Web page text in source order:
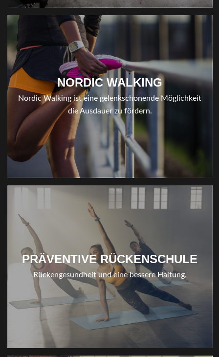
NORDIC WALKING
Nordic Walking ist eine gelenkschonende Möglichkeit
die Ausdauer zu fördern.
PRÄVENTIVE RÜCKENSCHULE
Rückengesundheit und eine bessere Haltung.